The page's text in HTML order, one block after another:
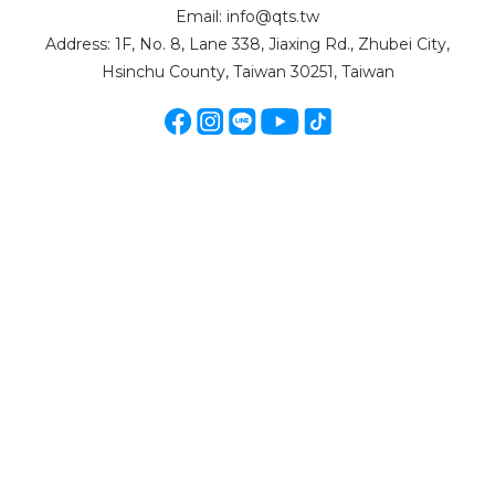
Email: info@qts.tw
Address: 1F, No. 8, Lane 338, Jiaxing Rd., Zhubei City,
Hsinchu County, Taiwan 30251, Taiwan